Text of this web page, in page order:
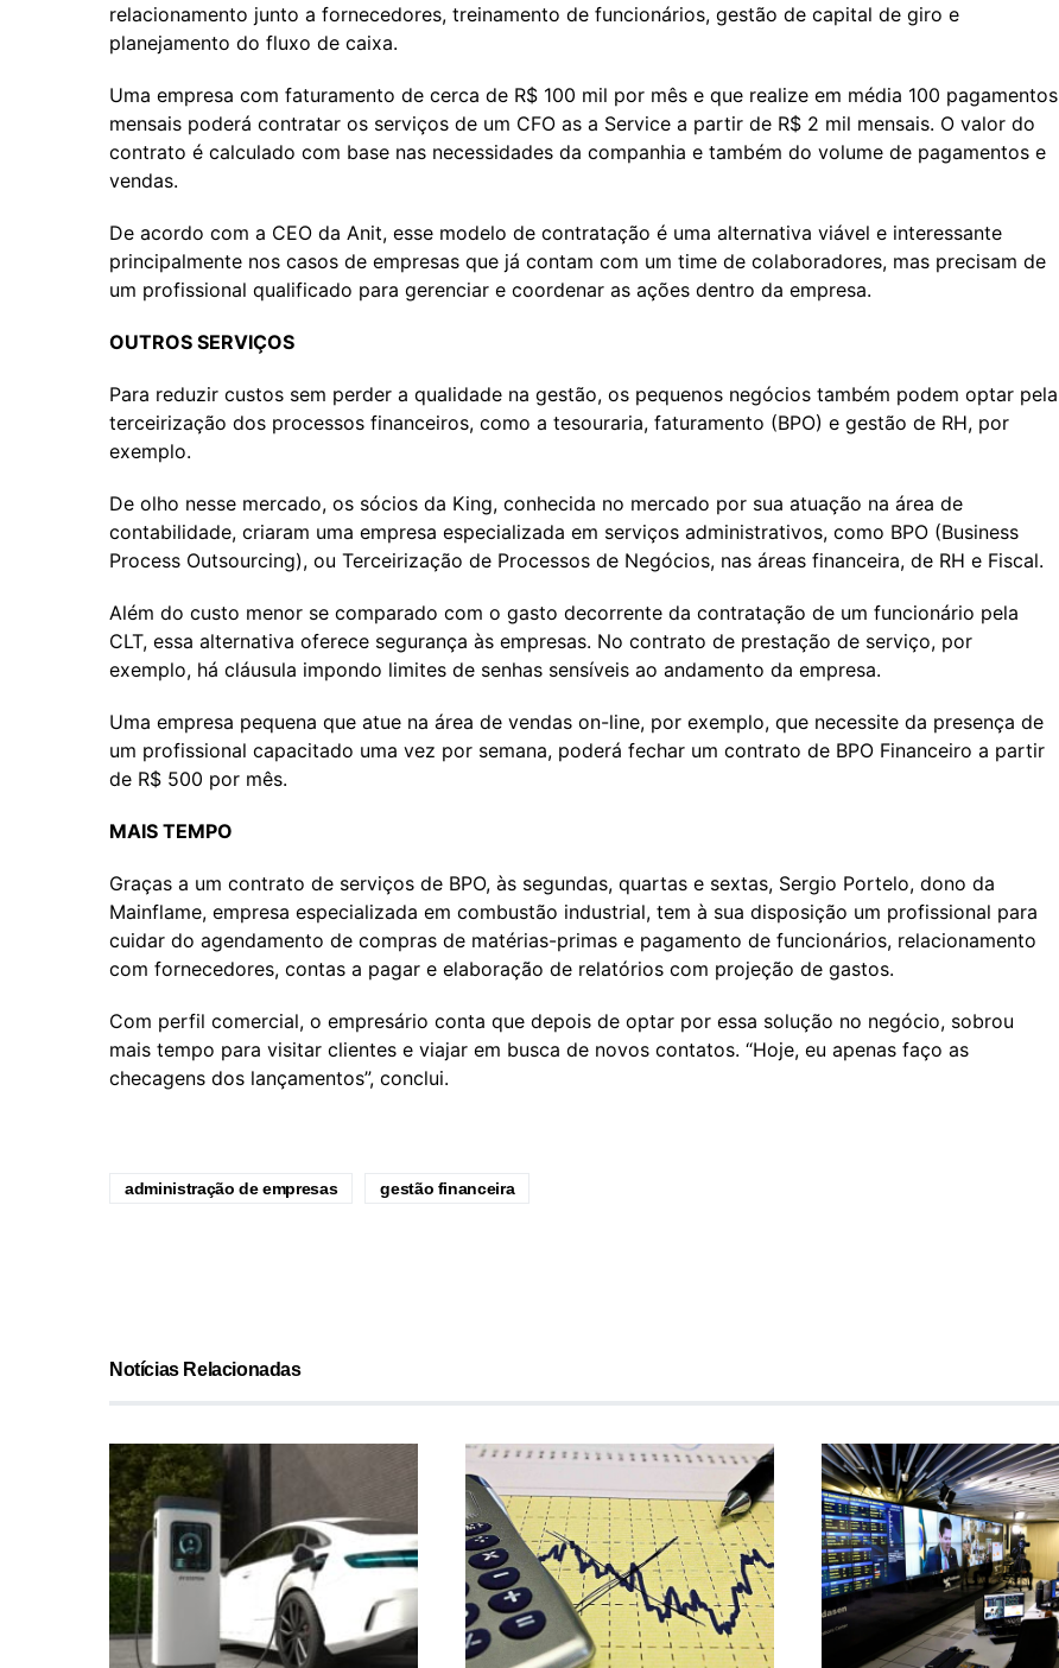
relacionamento junto a fornecedores, treinamento de funcionários, gestão de capital de giro e
planejamento do fluxo de caixa.
Uma empresa com faturamento de cerca de R$ 100 mil por mês e que realize em média 100 pagamentos
mensais poderá contratar os serviços de um CFO as a Service a partir de R$ 2 mil mensais. O valor do
contrato é calculado com base nas necessidades da companhia e também do volume de pagamentos e
vendas.
De acordo com a CEO da Anit, esse modelo de contratação é uma alternativa viável e interessante
principalmente nos casos de empresas que já contam com um time de colaboradores, mas precisam de
um profissional qualificado para gerenciar e coordenar as ações dentro da empresa.
OUTROS SERVIÇOS
Para reduzir custos sem perder a qualidade na gestão, os pequenos negócios também podem optar pela
terceirização dos processos financeiros, como a tesouraria, faturamento (BPO) e gestão de RH, por
exemplo.
De olho nesse mercado, os sócios da King, conhecida no mercado por sua atuação na área de
contabilidade, criaram uma empresa especializada em serviços administrativos, como BPO (Business
Process Outsourcing), ou Terceirização de Processos de Negócios, nas áreas financeira, de RH e Fiscal.
Além do custo menor se comparado com o gasto decorrente da contratação de um funcionário pela
CLT, essa alternativa oferece segurança às empresas. No contrato de prestação de serviço, por
exemplo, há cláusula impondo limites de senhas sensíveis ao andamento da empresa.
Uma empresa pequena que atue na área de vendas on-line, por exemplo, que necessite da presença de
um profissional capacitado uma vez por semana, poderá fechar um contrato de BPO Financeiro a partir
de R$ 500 por mês.
MAIS TEMPO
Graças a um contrato de serviços de BPO, às segundas, quartas e sextas, Sergio Portelo, dono da
Mainflame, empresa especializada em combustão industrial, tem à sua disposição um profissional para
cuidar do agendamento de compras de matérias-primas e pagamento de funcionários, relacionamento
com fornecedores, contas a pagar e elaboração de relatórios com projeção de gastos.
Com perfil comercial, o empresário conta que depois de optar por essa solução no negócio, sobrou
mais tempo para visitar clientes e viajar em busca de novos contatos. “Hoje, eu apenas faço as
checagens dos lançamentos”, conclui.
administração de empresas gestão financeira
Notícias Relacionadas